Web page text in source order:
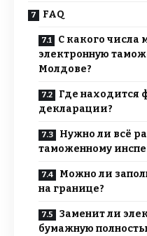
FAQ
С какого числа
электронную
Молдове?
Где находится
декларации?
Нужно ли всё
таможенному
Можно ли
на границе?
Заменит ли
бумажную